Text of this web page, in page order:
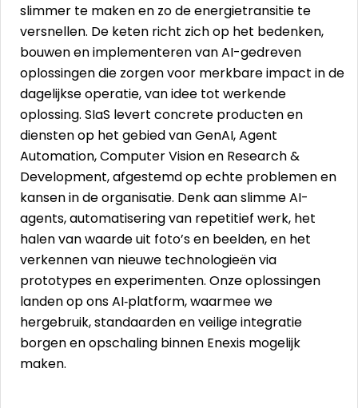
slimmer te maken en zo de energietransitie te
versnellen. De keten richt zich op het bedenken,
bouwen en implementeren van AI-gedreven
oplossingen die zorgen voor merkbare impact in de
dagelijkse operatie, van idee tot werkende
oplossing. SIaS levert concrete producten en
diensten op het gebied van GenAI, Agent
Automation, Computer Vision en Research &
Development, afgestemd op echte problemen en
kansen in de organisatie. Denk aan slimme AI-
agents, automatisering van repetitief werk, het
halen van waarde uit foto’s en beelden, en het
verkennen van nieuwe technologieën via
prototypes en experimenten. Onze oplossingen
landen op ons AI‑platform, waarmee we
hergebruik, standaarden en veilige integratie
borgen en opschaling binnen Enexis mogelijk
maken.